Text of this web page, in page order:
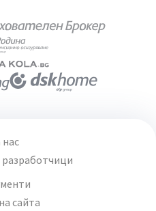
нас
разработчици
сайта